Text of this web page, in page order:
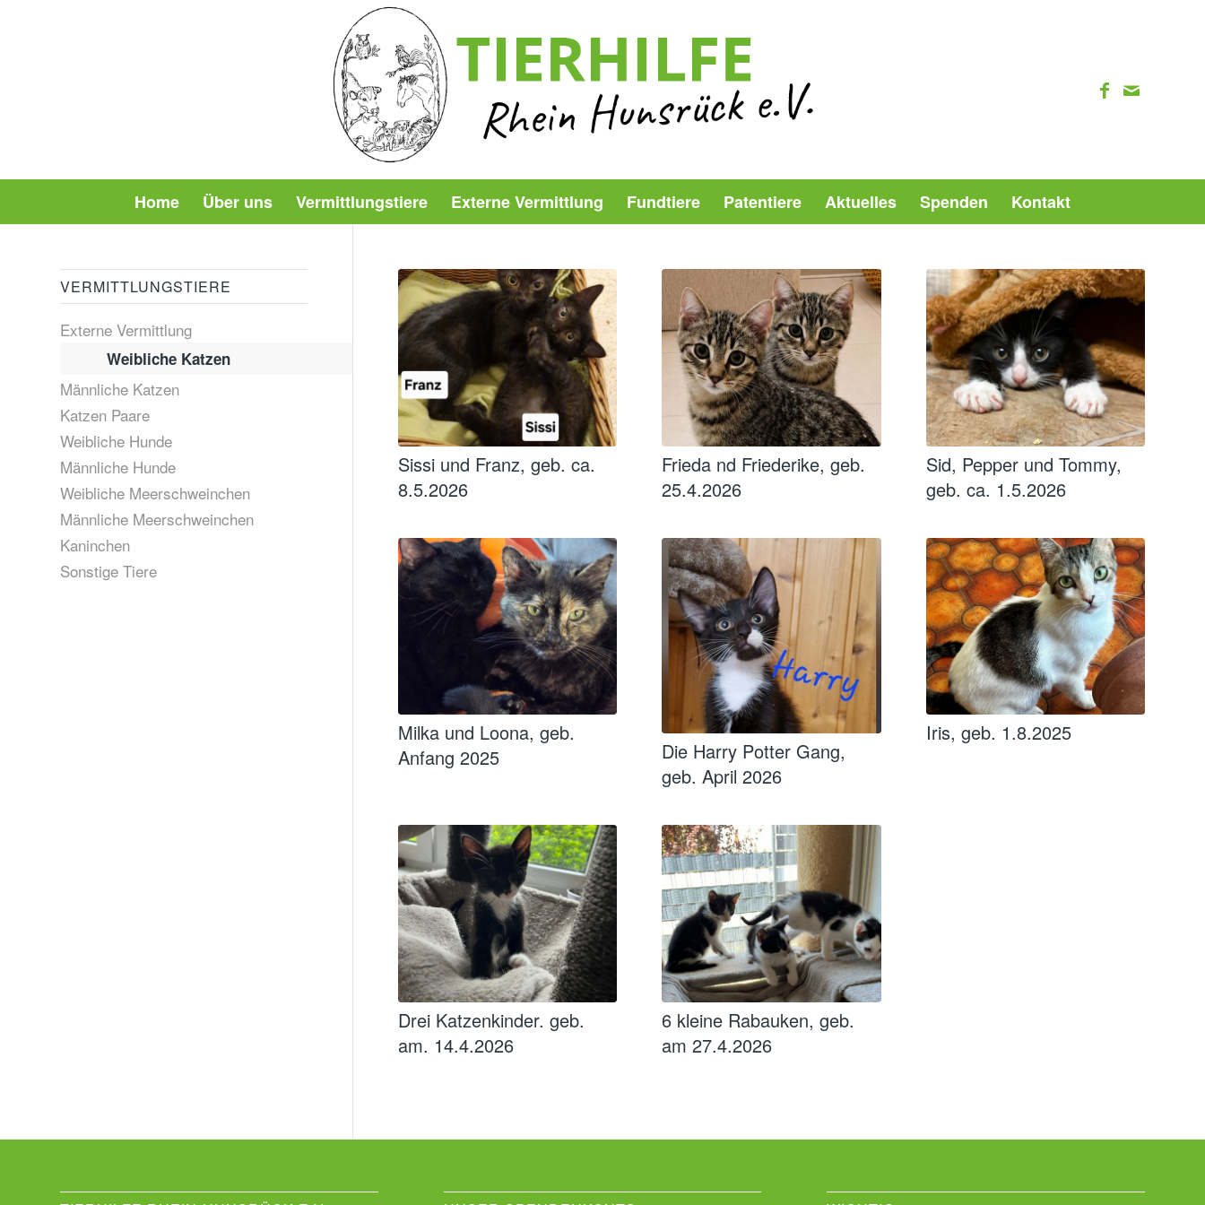
Home Über uns Vermittlungstiere Externe Vermittlung Fundtiere Patentiere Aktuelles Spenden Kontakt
Sissi und Franz, geb. ca.
8.5.2026
Frieda nd Friederike, geb.
25.4.2026
Sid, Pepper und Tommy,
geb. ca. 1.5.2026
Milka und Loona, geb.
Anfang 2025
Die Harry Potter Gang,
geb. April 2026
Iris, geb. 1.8.2025
Drei Katzenkinder. geb.
am. 14.4.2026
6 kleine Rabauken, geb.
am 27.4.2026
VERMITTLUNGSTIERE
Externe Vermittlung
Weibliche Katzen
Männliche Katzen
Katzen Paare
Weibliche Hunde
Männliche Hunde
Weibliche Meerschweinchen
Männliche Meerschweinchen
Kaninchen
Sonstige Tiere